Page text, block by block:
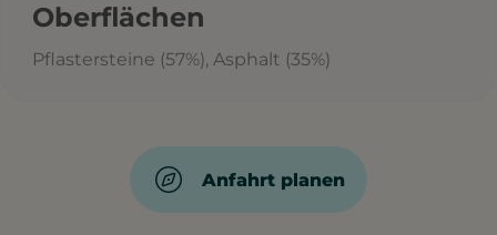
Oberflächen
Pflastersteine (57%), Asphalt (35%)
Anfahrt planen